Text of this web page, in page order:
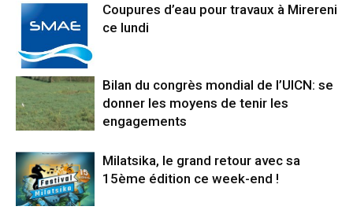
Coupures d’eau pour travaux à Mirereni
ce lundi
Bilan du congrès mondial de l’UICN: se
donner les moyens de tenir les
engagements
Milatsika, le grand retour avec sa
15ème édition ce week-end !